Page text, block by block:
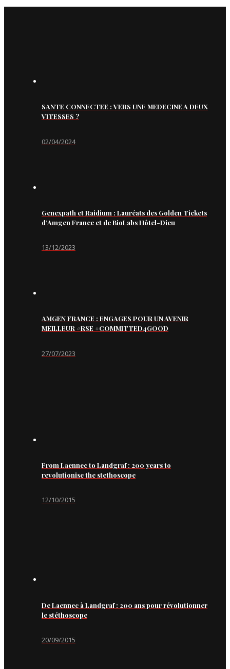
SANTE CONNECTEE : VERS UNE MEDECINE A DEUX
VITESSES ?
02/04/2024
Genexpath et Raidium : Lauréats des Golden Tickets
d’Amgen France et de BioLabs Hôtel-Dieu
13/12/2023
AMGEN FRANCE : ENGAGES POUR UN AVENIR
MEILLEUR #RSE #COMMITTED4GOOD
27/07/2023
From Laennec to Landgraf : 200 years to
revolutionise the stethoscope
12/10/2015
De Laennec à Landgraf : 200 ans pour révolutionner
le stéthoscope
20/09/2015